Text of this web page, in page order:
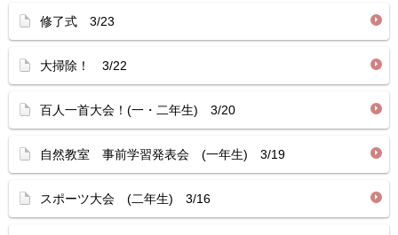
修了式 3/23
大掃除！ 3/22
百人一首大会！(一・二年生) 3/20
自然教室 事前学習発表会 (一年生) 3/19
スポーツ大会 (二年生) 3/16